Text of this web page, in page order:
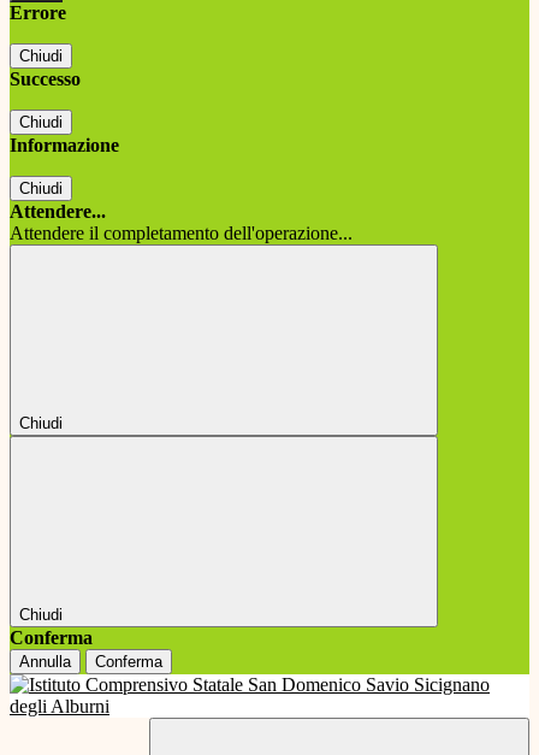
Errore
Chiudi
Successo
Chiudi
Informazione
Chiudi
Attendere...
Attendere il completamento dell'operazione...
Chiudi
Chiudi
Conferma
Annulla Conferma